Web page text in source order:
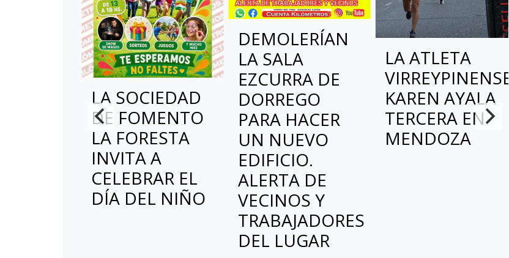
LA SOCIEDAD
DE FOMENTO
LA FORESTA
INVITA A
CELEBRAR EL
DÍA DEL NIÑO
DEMOLERÍAN
LA SALA
EZCURRA DE
DORREGO
PARA HACER
UN NUEVO
EDIFICIO.
ALERTA DE
VECINOS Y
TRABAJADORES
DEL LUGAR
LA ATLETA
VIRREYPINENSE
KAREN AYALA
TERCERA EN
MENDOZA